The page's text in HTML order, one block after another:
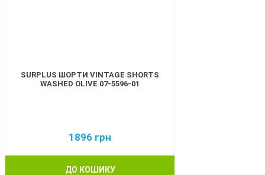
SURPLUS ШОРТИ VINTAGE SHORTS
WASHED OLIVE 07-5596-01
1896 грн
ДО КОШИКУ